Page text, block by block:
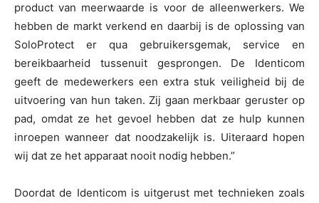
product van meerwaarde is voor de alleenwerkers. We
hebben de markt verkend en daarbij is de oplossing van
SoloProtect er qua gebruikersgemak, service en
bereikbaarheid tussenuit gesprongen. De Identicom
geeft de medewerkers een extra stuk veiligheid bij de
uitvoering van hun taken. Zij gaan merkbaar geruster op
pad, omdat ze het gevoel hebben dat ze hulp kunnen
inroepen wanneer dat noodzakelijk is. Uiteraard hopen
wij dat ze het apparaat nooit nodig hebben.”
Doordat de Identicom is uitgerust met technieken zoals